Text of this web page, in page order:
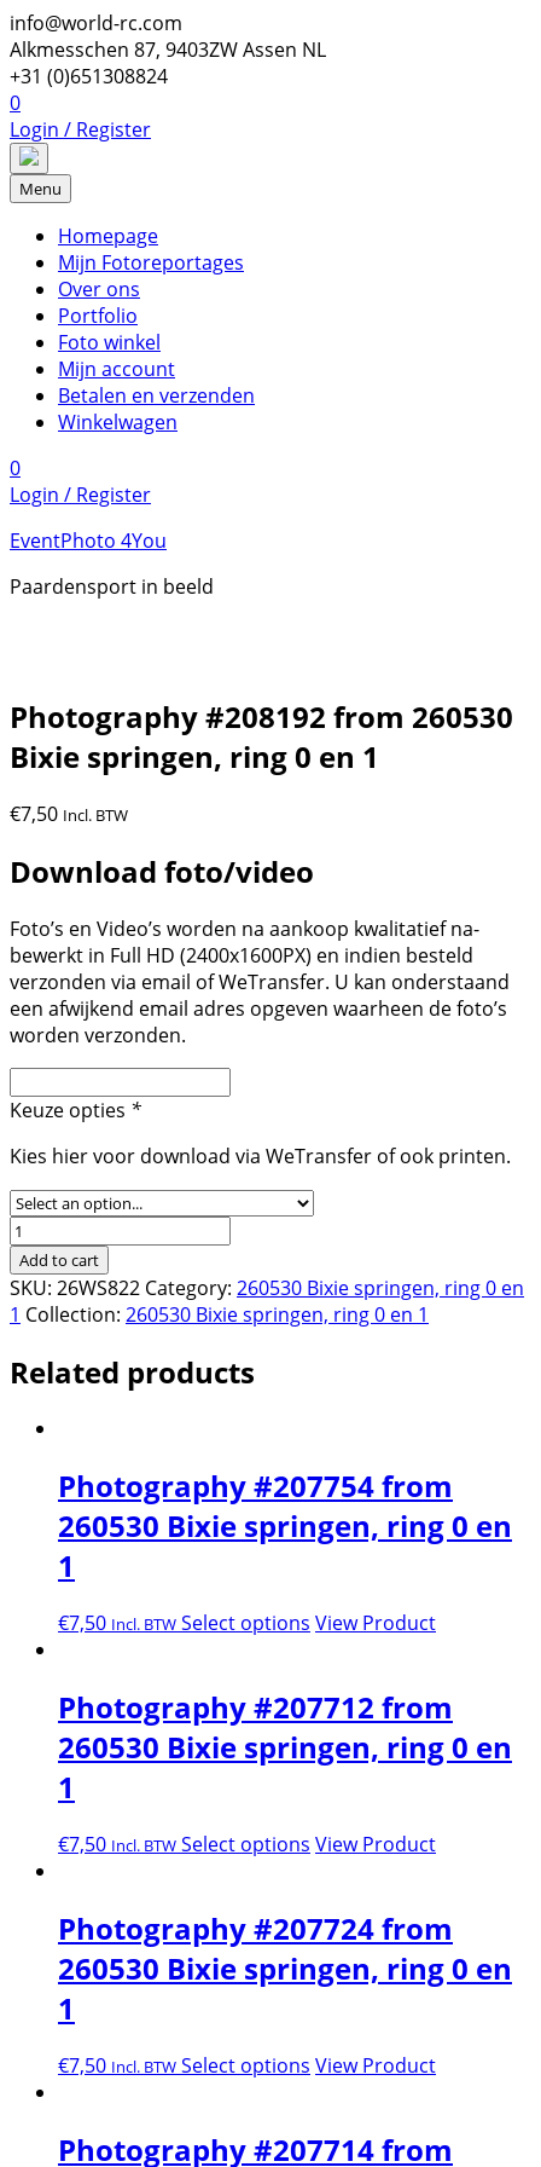
Skip
to
content
info@world-rc.com
Alkmesschen 87, 9403ZW Assen NL
+31 (0)651308824
0
Login / Register
Menu
Homepage
Mijn Fotoreportages
Over ons
Portfolio
Foto winkel
Mijn account
Betalen en verzenden
Winkelwagen
0
Login / Register
EventPhoto 4You
Paardensport in beeld
Photography #208192 from 260530
Bixie springen, ring 0 en 1
€7,50 Incl. BTW
Download foto/video
Foto’s en Video’s worden na aankoop kwalitatief na-
bewerkt in Full HD (2400x1600PX) en indien besteld
verzonden via email of WeTransfer. U kan onderstaand
een afwijkend email adres opgeven waarheen de foto’s
worden verzonden.
Keuze opties *
Kies hier voor download via WeTransfer of ook printen.
Photography
#208192
from
260530
springen,
ring
quantity
Add to cart
SKU: 26WS822 Category: 260530 Bixie springen, ring 0 en
1 Collection: 260530 Bixie springen, ring 0 en 1
Related products
Photography #207754 from
260530 Bixie springen, ring 0 en
1
€7,50 Incl. BTW Select options View Product
Photography #207712 from
260530 Bixie springen, ring 0 en
1
€7,50 Incl. BTW Select options View Product
Photography #207724 from
260530 Bixie springen, ring 0 en
1
€7,50 Incl. BTW Select options View Product
Photography #207714 from